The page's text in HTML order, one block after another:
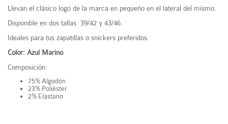
Llevan el clásico logo de la marca en pequeño en el lateral del mismo.
Disponible en dos tallas: 39/42 y 43/46.
Ideales para tus zapatillas o snickers preferidos.
Color: Azul Marino
Composición:
75% Algodón
23% Poliéster
2% Elastano